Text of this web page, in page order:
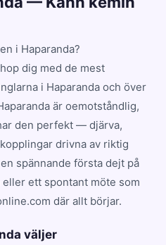
i Haparanda?
dig med de mest
i Haparanda och över
är oemotståndlig,
den perfekt — djärva,
drivna av riktig
spännande första dejt på
ett spontant möte som
där allt börjar.
väljer